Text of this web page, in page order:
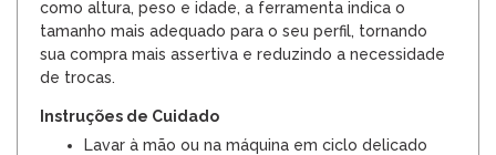
como altura, peso e idade, a ferramenta indica o
tamanho mais adequado para o seu perfil, tornando
sua compra mais assertiva e reduzindo a necessidade
de trocas.
Instruções de Cuidado
Lavar à mão ou na máquina em ciclo delicado